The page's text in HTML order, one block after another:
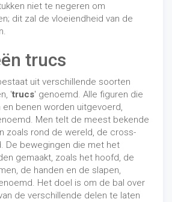
niet te negeren om
dit zal de vloeiendheid van de
trucs
uit verschillende soorten
'trucs' genoemd. Alle figuren die
benen worden uitgevoerd,
Men telt de meest bekende
zoals rond de wereld, de cross-
De bewegingen die met het
gemaakt, zoals het hoofd, de
de handen en de slapen,
Het doel is om de bal over
de verschillende delen te laten